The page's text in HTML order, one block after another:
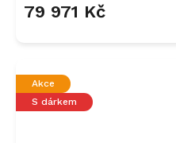
79 971 Kč
Akce
S dárkem